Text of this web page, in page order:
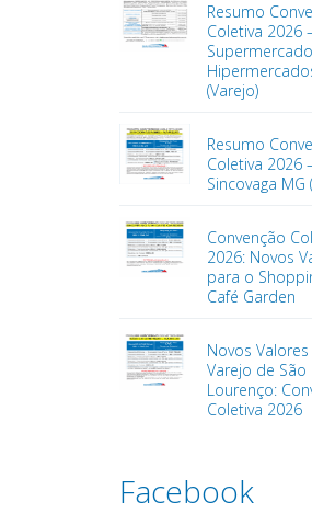
Resumo
Coletiva 2026
(Varejo)
Resumo
Coletiva 2026
Sincovaga MG
Convenção
2026: Novos
para o
Café Garden
Novos
Varejo de São
Lourenço:
Coletiva 2026
Facebook